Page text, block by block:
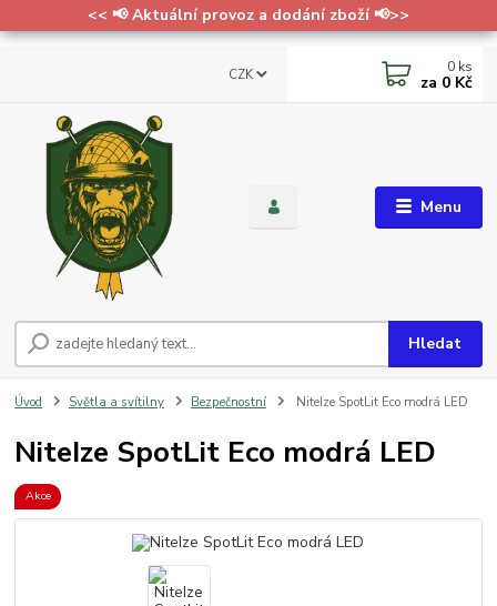
<< 📢 Aktuální provoz a dodání zboží 📢>>
Menu
CZK
Hledat
0 ks
za 0 Kč
Úvod Světla a svítilny Bezpečnostní NiteIze SpotLit Eco modrá LED
NiteIze SpotLit Eco modrá LED
Akce